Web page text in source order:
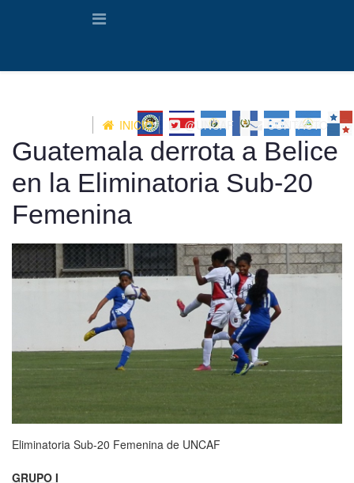
INICIO @UNCAF CONTACTO
Guatemala derrota a Belice
en la Eliminatoria Sub-20
Femenina
Eliminatoria Sub-20 Femenina de UNCAF
GRUPO I